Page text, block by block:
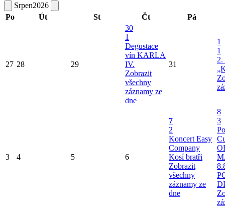
Srpen2026
Po
Út St Čt Pá
27 28 29
30
1
Degustace
vín KARLA
IV.
Zobrazit
všechny
záznamy ze
dne
31
1
1
2.
3 4 5 6
7
2
Koncert Easy
Company
Kosí bratři
Zobrazit
všechny
záznamy ze
dne
8
3